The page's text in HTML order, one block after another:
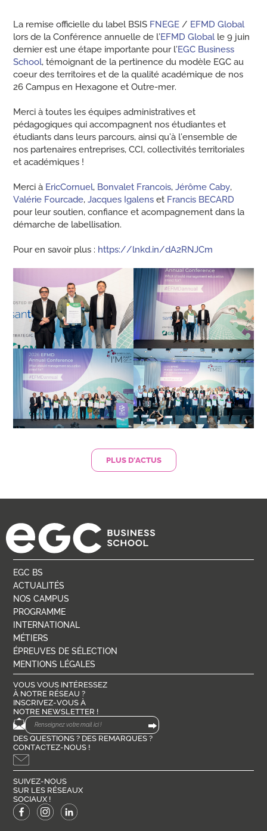
La remise officielle du label BSIS FNEGE / EFMD Global
lors de la Conférence annuelle de l’EFMD Globalle 9 juin
dernier est une étape importante pour l’EGC Business
School, témoignant de la pertinence du modèle EGC au
coeur des territoires et de la qualité académique de nos
26 Campus en Hexagone et Outre-mer.
Merci à toutes les équipes administratives et
pédagogiques qui accompagnent nos étudiantes et
étudiants dans leurs parcours, ainsi qu’à l’ensemble de
nos partenaires entreprises, CCI, collectivités territoriales
et académiques !
Merci à EricCornuel, Bonvalet Francois,Jérôme Caby,
Valérie Fourcade,Jacques Igalens et Francis BECARD
pour leur soutien, confiance et acompagnement dans la
démarche de labellisation.
Pour en savoir plus : https://lnkd.in/dA2RNJCm
PLUS D'ACTUS
EGC BS
ACTUALITÉS
NOS CAMPUS
PROGRAMME
INTERNATIONAL
MÉTIERS
ÉPREUVES DE SÉLECTION
MENTIONS LÉGALES
VOUS VOUS INTÉRESSEZ
À NOTRE RÉSEAU ?
INSCRIVEZ-VOUS À
NOTRE NEWSLETTER !
DES QUESTIONS ? DES REMARQUES ?
CONTACTEZ-NOUS !
SUIVEZ-NOUS
SUR LES RÉSEAUX
SOCIAUX !